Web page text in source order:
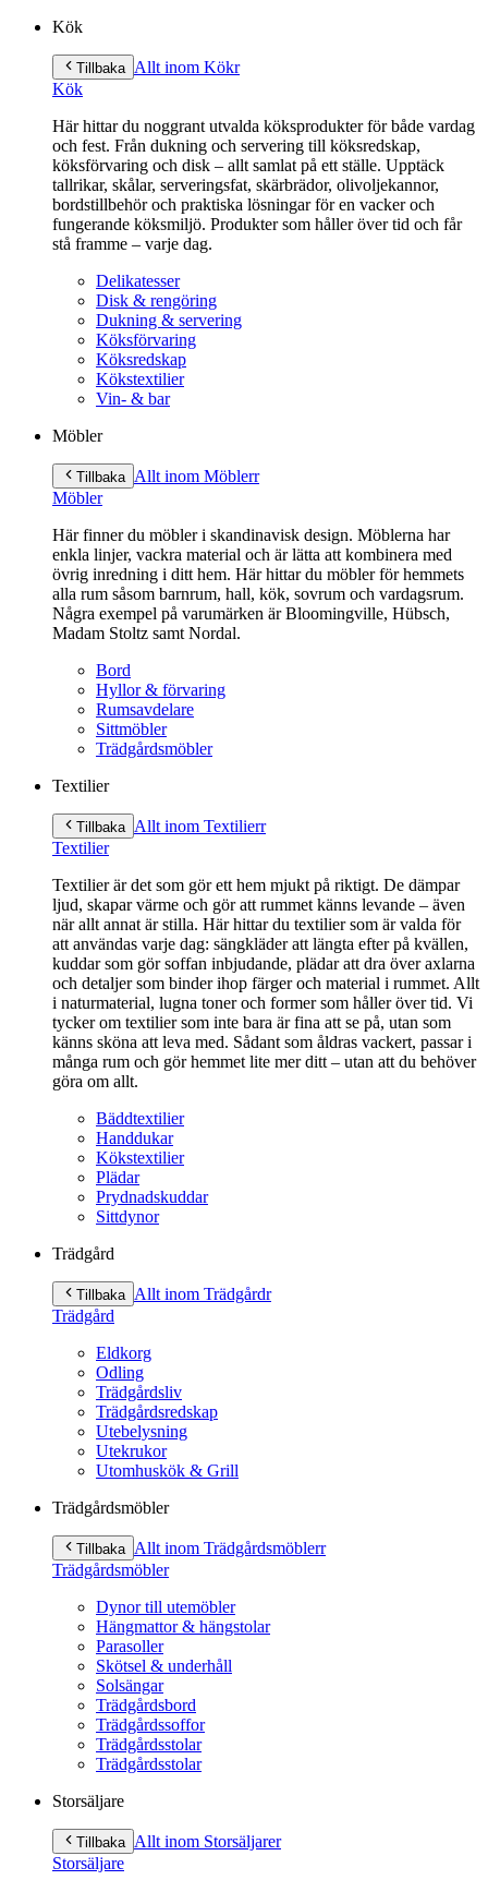
Kök
Tillbaka Allt inom Kökr
Kök
Här hittar du noggrant utvalda köksprodukter för både vardag
och fest. Från dukning och servering till köksredskap,
köksförvaring och disk – allt samlat på ett ställe. Upptäck
tallrikar, skålar, serveringsfat, skärbrädor, olivoljekannor,
bordstillbehör och praktiska lösningar för en vacker och
fungerande köksmiljö. Produkter som håller över tid och får
stå framme – varje dag.
Delikatesser
Disk & rengöring
Dukning & servering
Köksförvaring
Köksredskap
Kökstextilier
Vin- & bar
Möbler
Tillbaka Allt inom Möblerr
Möbler
Här finner du möbler i skandinavisk design. Möblerna har
enkla linjer, vackra material och är lätta att kombinera med
övrig inredning i ditt hem. Här hittar du möbler för hemmets
alla rum såsom barnrum, hall, kök, sovrum och vardagsrum.
Några exempel på varumärken är Bloomingville, Hübsch,
Madam Stoltz samt Nordal.
Bord
Hyllor & förvaring
Rumsavdelare
Sittmöbler
Trädgårdsmöbler
Textilier
Tillbaka Allt inom Textilierr
Textilier
Textilier är det som gör ett hem mjukt på riktigt. De dämpar
ljud, skapar värme och gör att rummet känns levande – även
när allt annat är stilla. Här hittar du textilier som är valda för
att användas varje dag: sängkläder att längta efter på kvällen,
kuddar som gör soffan inbjudande, plädar att dra över axlarna
och detaljer som binder ihop färger och material i rummet. Allt
i naturmaterial, lugna toner och former som håller över tid. Vi
tycker om textilier som inte bara är fina att se på, utan som
känns sköna att leva med. Sådant som åldras vackert, passar i
många rum och gör hemmet lite mer ditt – utan att du behöver
göra om allt.
Bäddtextilier
Handdukar
Kökstextilier
Plädar
Prydnadskuddar
Sittdynor
Trädgård
Tillbaka Allt inom Trädgårdr
Trädgård
Eldkorg
Odling
Trädgårdsliv
Trädgårdsredskap
Utebelysning
Utekrukor
Utomhuskök & Grill
Trädgårdsmöbler
Tillbaka Allt inom Trädgårdsmöblerr
Trädgårdsmöbler
Dynor till utemöbler
Hängmattor & hängstolar
Parasoller
Skötsel & underhåll
Solsängar
Trädgårdsbord
Trädgårdssoffor
Trädgårdsstolar
Trädgårdsstolar
Storsäljare
Tillbaka Allt inom Storsäljarer
Storsäljare